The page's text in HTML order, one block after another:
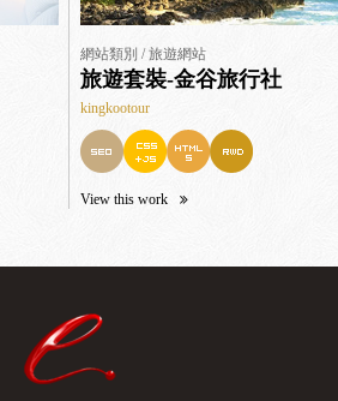
網站類別 / 旅遊網站
旅遊套裝-金谷旅行社
kingkootour
View this work